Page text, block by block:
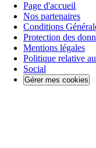
Page d'accueil
Nos partenaires
Conditions
Protection des
Mentions légales
Politique relative
Social
Gérer mes cookies